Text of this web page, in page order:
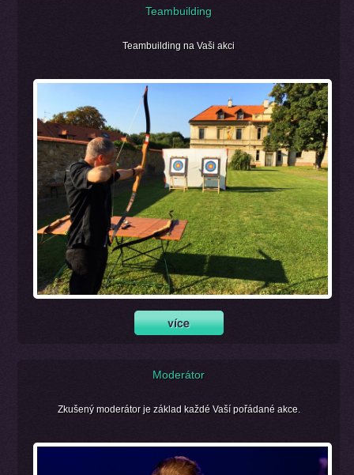
Teambuilding
Teambuilding na Vaši akci
Moderátor
Zkušený moderátor je základ každé Vaší pořádané akce.